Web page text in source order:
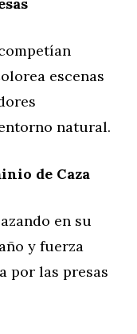
escenas
natural.
de Caza
en su
y fuerza
por las presas